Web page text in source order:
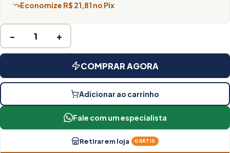
Economize R$ 21,81 no Pix
− +
COMPRAR AGORA
Adicionar ao carrinho
Fale com um especialista
Retirar em loja GRÁTIS